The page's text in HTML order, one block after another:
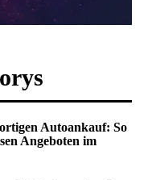
Autoankauf: So
Angeboten im